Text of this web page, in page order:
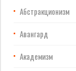
Абстракционизм
Авангард
Академизм